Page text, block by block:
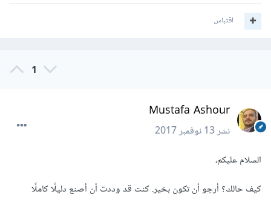
اقتباس
1
Mustafa Ashour
نشر13 نوفمبر 2017
السلام عليكم،
كيف حالك؟ أرجو أن تكون بخير. كنت قد وددت أن أصنع دليلًا كاملًا